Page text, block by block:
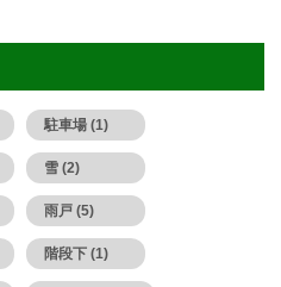
駐車場 (1)
雪 (2)
雨戸 (5)
階段下 (1)